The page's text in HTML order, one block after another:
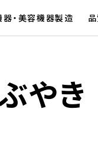
器・美容機器製造
やき